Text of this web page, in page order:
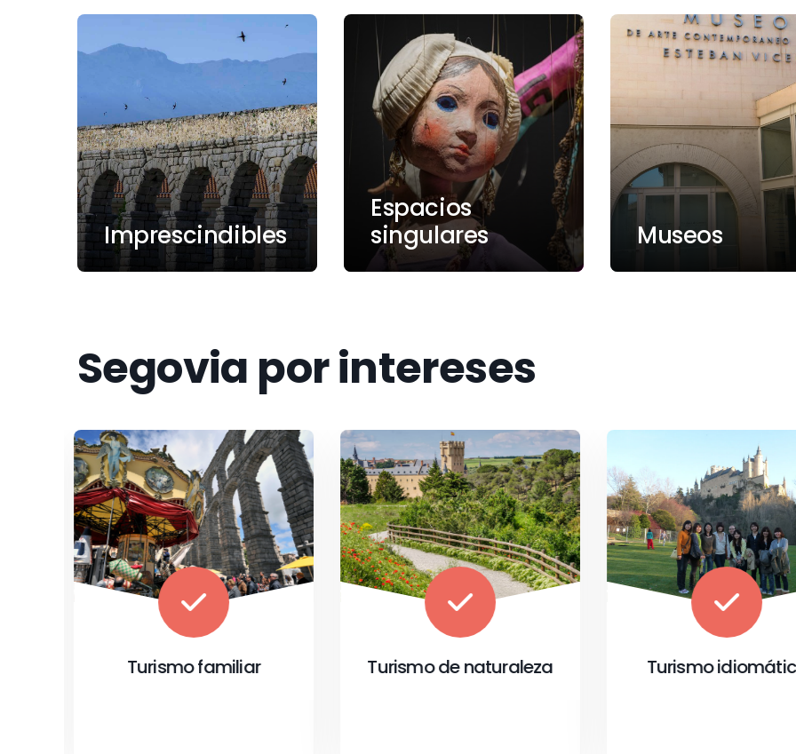
Imprescindibles
Espacios
singulares
Museos
Segovia por intereses
Turismo de naturaleza Turismo idiomático Turismo